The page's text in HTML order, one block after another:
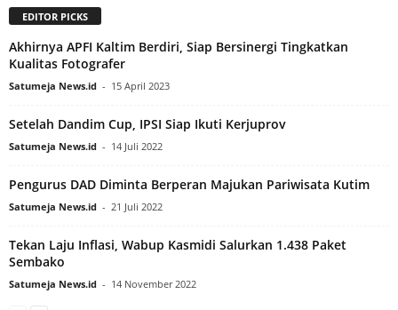
EDITOR PICKS
Akhirnya APFI Kaltim Berdiri, Siap Bersinergi Tingkatkan
Kualitas Fotografer
Satumeja News.id - 15 April 2023
Setelah Dandim Cup, IPSI Siap Ikuti Kerjuprov
Satumeja News.id - 14 Juli 2022
Pengurus DAD Diminta Berperan Majukan Pariwisata Kutim
Satumeja News.id - 21 Juli 2022
Tekan Laju Inflasi, Wabup Kasmidi Salurkan 1.438 Paket
Sembako
Satumeja News.id - 14 November 2022